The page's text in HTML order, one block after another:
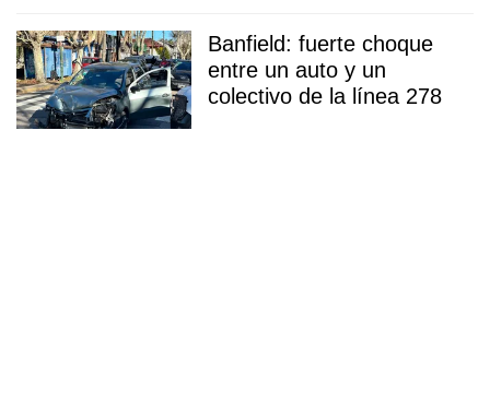
Banfield: fuerte choque
entre un auto y un
colectivo de la línea 278